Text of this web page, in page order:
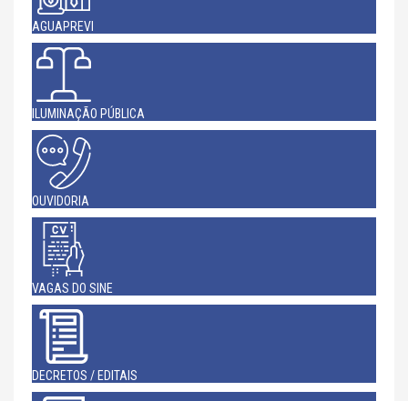
AGUAPREVI
ILUMINAÇÃO PÚBLICA
OUVIDORIA
VAGAS DO SINE
DECRETOS / EDITAIS